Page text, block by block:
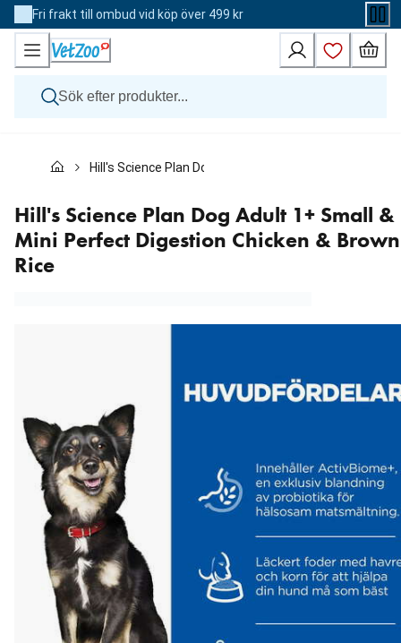
Skip
to
Content
Fri frakt till ombud vid köp över 499 kr
Katt
Veterinärfoder
Varumärken
Nyheter
Kampanj
Hill's Science Plan Dog Adult 1+ Small & Mini Perfect
Hill's Science Plan Dog Adult 1+ Small &
Mini Perfect Digestion Chicken & Brown
Rice